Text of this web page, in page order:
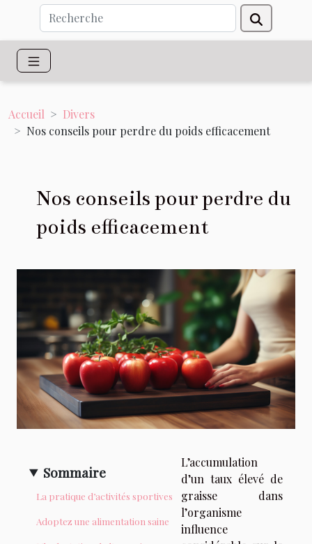
Accueil
Divers
Nos conseils pour perdre du poids efficacement
Nos conseils pour perdre du
poids efficacement
Sommaire
La pratique d’activités sportives
Adoptez une alimentation saine
L’accumulation
d’un taux élevé de
graisse dans
l’organisme
influence